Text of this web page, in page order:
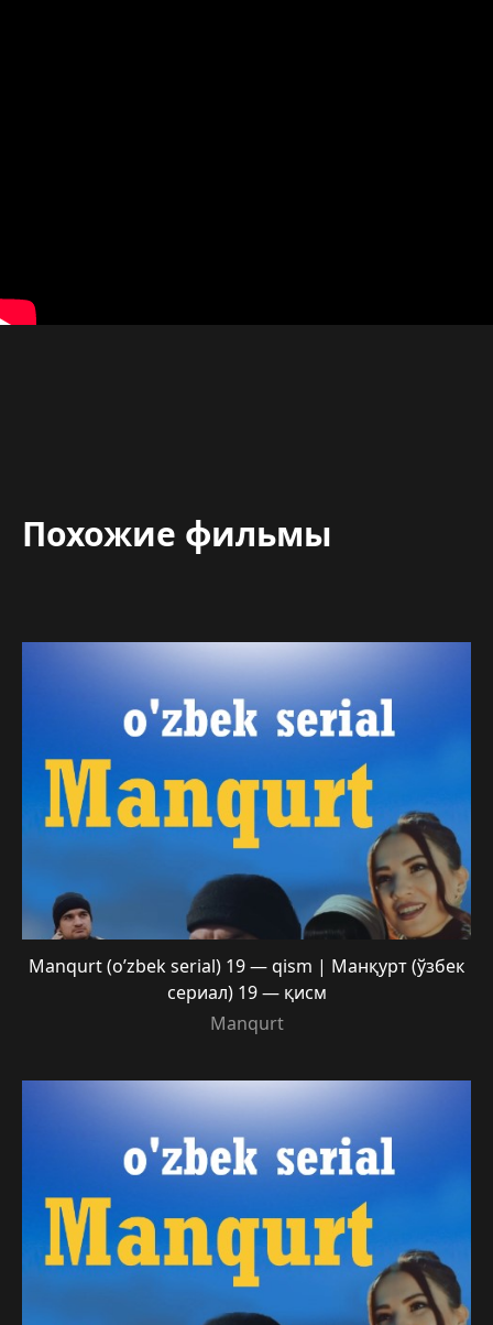
Похожие фильмы
Manqurt (o’zbek serial) 19 — qism | Манқурт (ўзбек
сериал) 19 — қисм
Manqurt